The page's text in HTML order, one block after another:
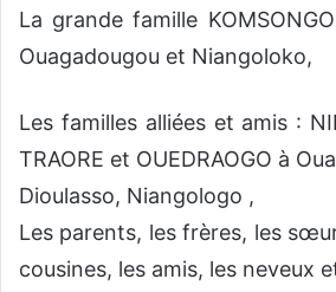
La grande famille
Ouagadougou et Niangoloko,
Les familles alliées et amis :
TRAORE et OUEDRAOGO à
Dioulasso, Niangologo ,
Les parents, les frères, les
cousines, les amis, les neveux